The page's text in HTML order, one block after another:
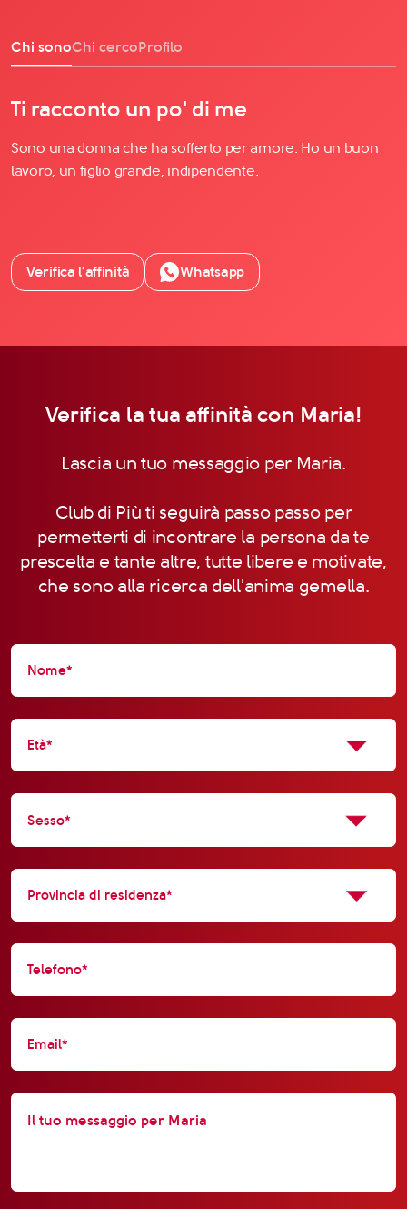
Chi sonoChi cercoProfilo
Ti racconto un po' di me
Sono una donna che ha sofferto per amore. Ho un buon
lavoro, un figlio grande, indipendente.
Verifica l’affinità Whatsapp
Verifica la tua affinità con Maria!
Lascia un tuo messaggio per Maria.
Club di Più ti seguirà passo passo per
permetterti di incontrare la persona da te
prescelta e tante altre, tutte libere e motivate,
che sono alla ricerca dell'anima gemella.